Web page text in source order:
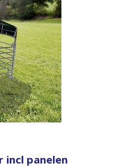
incl panelen